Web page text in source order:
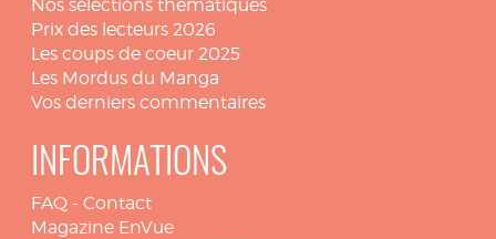
Nos sélections thématiques
Prix des lecteurs 2026
Les coups de coeur 2025
Les Mordus du Manga
Vos derniers commentaires
INFORMATIONS
FAQ - Contact
Magazine EnVue